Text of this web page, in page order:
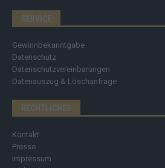
SERVICE
Gewinnbekanntgabe
Datenschutz
Datenschutzvereinbarungen
Datenauszug & Löschanfrage
RECHTLICHES
Kontakt
Presse
Impressum